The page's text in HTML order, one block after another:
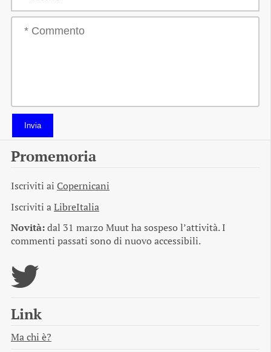
Invia
Promemoria
Iscriviti ai Copernicani
Iscriviti aLibreItalia
Novità:dal 31 marzo Muut ha sospeso l’attività. I
commenti passati sono di nuovo accessibili.
Link
Ma chi è?